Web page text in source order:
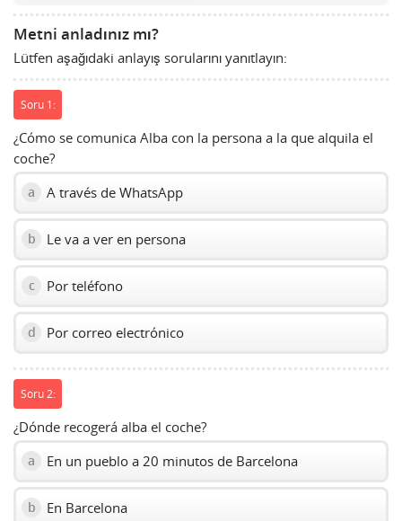
volume
Metni anladınız mı?
Lütfen aşağıdaki anlayış sorularını yanıtlayın:
Soru 1:
¿Cómo se comunica Alba con la persona a la que alquila el
coche?
a A través de WhatsApp
b Le va a ver en persona
c Por teléfono
d Por correo electrónico
Soru 2:
¿Dónde recogerá alba el coche?
a En un pueblo a 20 minutos de Barcelona
b En Barcelona